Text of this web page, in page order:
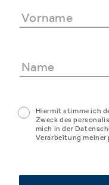
Hiermit stimme ich
Zweck des
mich in der
Verarbeitung